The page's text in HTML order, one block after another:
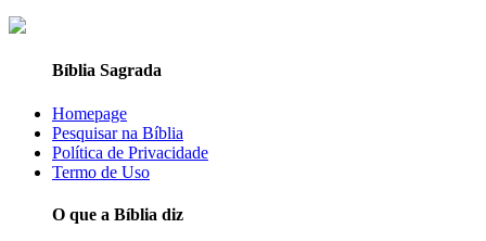
Bíblia Sagrada
Homepage
Pesquisar na Bíblia
Política de Privacidade
Termo de Uso
O que a Bíblia diz